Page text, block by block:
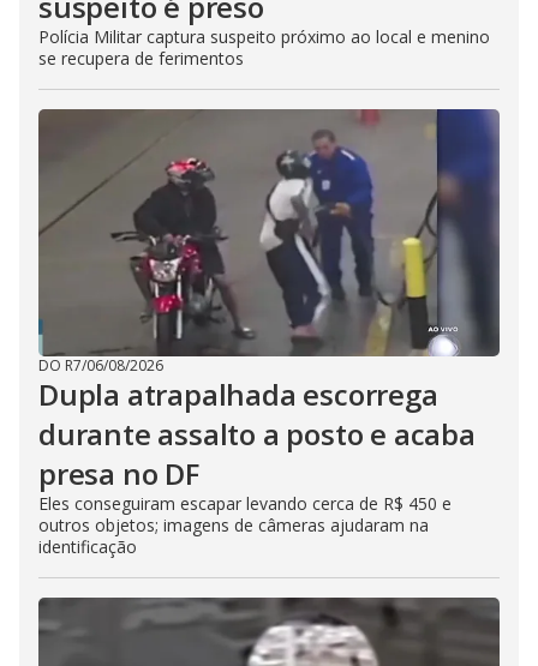
Polícia Militar captura suspeito próximo ao local e menino
se recupera de ferimentos
DO R7/06/08/2026
Dupla atrapalhada escorrega
durante assalto a posto e acaba
presa no DF
Eles conseguiram escapar levando cerca de R$ 450 e
outros objetos; imagens de câmeras ajudaram na
identificação